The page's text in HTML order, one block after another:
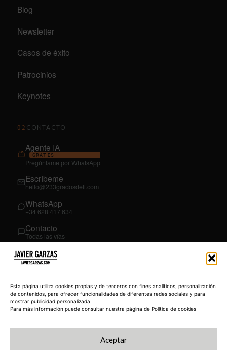
Esta página utiliza cookies propias y de terceros con fines analíticos, personalización
de contenidos, para ofrecer funcionalidades de diferentes redes sociales y para
mostrar publicidad personalizada.
Para más información puede consultar nuestra página de Política de cookies
Aceptar
Blog
Newsletter
Casos de éxito
Patrocinios
Keynotes
02 CONTACTO
Agente IA
GRATIS
Pregúntame por WhatsApp
Escríbeme
hello@233gradosdeti.com
WhatsApp
+34 628 417 634
Contacto
Todas las vías
03SÍGUEME
YouTube
@JavierGarzas
LinkedIn